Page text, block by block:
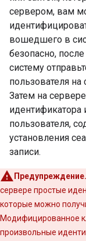
сервером, вам
вошедшего в
безопасно,
систему
пользователя на
Затем на
пользователя,
установления
записи.
Предупреждение.
сервере простые
которые можно
Модифицированное
произвольные